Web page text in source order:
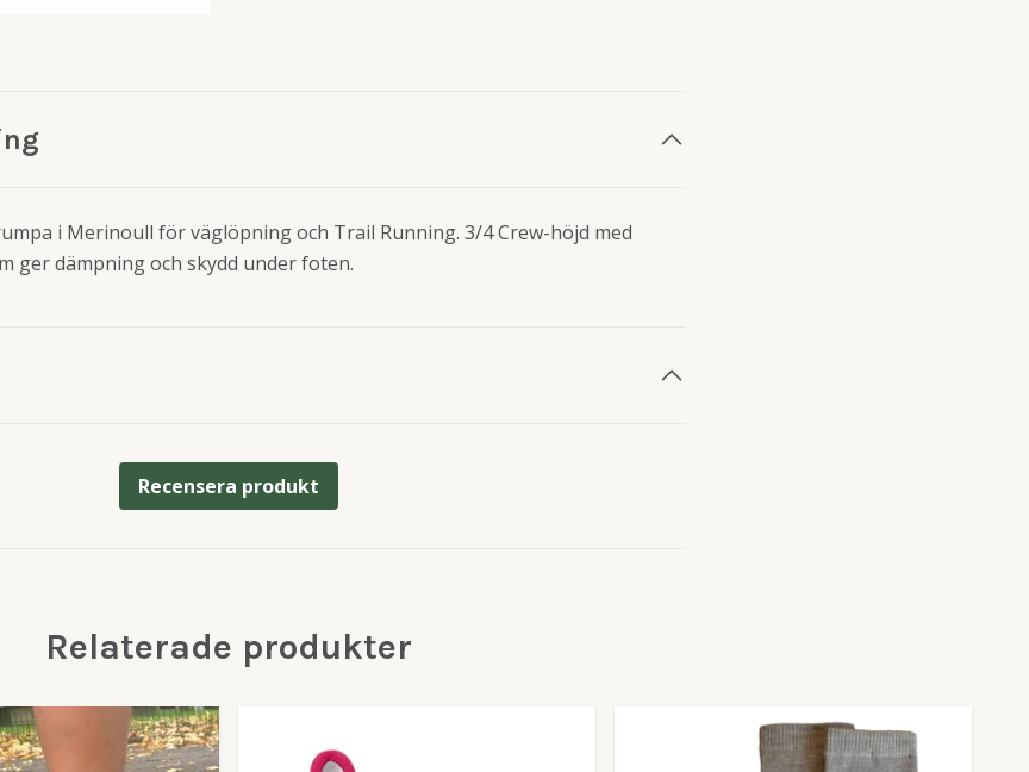
i Merinoull för väglöpning och Trail Running. 3/4 Crew-höjd med
ger dämpning och skydd under foten.
Recensera produkt
Relaterade produkter